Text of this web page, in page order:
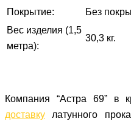
Покрытие:
Без
Вес изделия (1,5
метра):
30,3 кг.
Компания “Астра 69” в
доставку латунного